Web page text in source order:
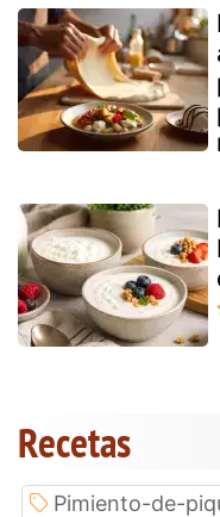
Recetas
Pimiento-de-